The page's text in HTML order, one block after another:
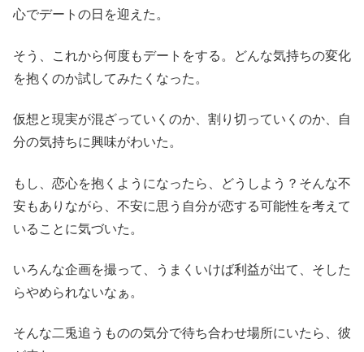
心でデートの日を迎えた。
そう、これから何度もデートをする。どんな気持ちの変化
を抱くのか試してみたくなった。
仮想と現実が混ざっていくのか、割り切っていくのか、自
分の気持ちに興味がわいた。
もし、恋心を抱くようになったら、どうしよう？そんな不
安もありながら、不安に思う自分が恋する可能性を考えて
いることに気づいた。
いろんな企画を撮って、うまくいけば利益が出て、そした
らやめられないなぁ。
そんな二兎追うものの気分で待ち合わせ場所にいたら、彼